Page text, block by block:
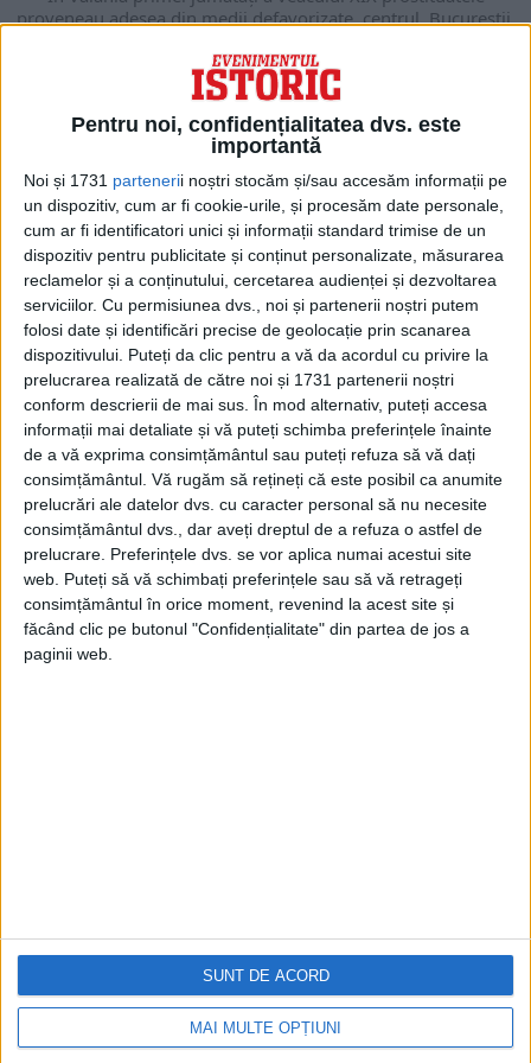
Pentru noi, confidențialitatea dvs. este
importantă
Noi și 1731 partenerii noștri stocăm și/sau accesăm informații pe
un dispozitiv, cum ar fi cookie-urile, și procesăm date personale,
cum ar fi identificatori unici și informații standard trimise de un
dispozitiv pentru publicitate și conținut personalizate, măsurarea
reclamelor și a conținutului, cercetarea audienței și dezvoltarea
serviciilor. Cu permisiunea dvs., noi și partenerii noștri putem
folosi date și identificări precise de geolocație prin scanarea
dispozitivului. Puteți da clic pentru a vă da acordul cu privire la
prelucrarea realizată de către noi și 1731 partenerii noștri
conform descrierii de mai sus. În mod alternativ, puteți accesa
informații mai detaliate și vă puteți schimba preferințele înainte
de a vă exprima consimțământul sau puteți refuza să vă dați
consimțământul. Vă rugăm să rețineți că este posibil ca anumite
prelucrări ale datelor dvs. cu caracter personal să nu necesite
consimțământul dvs., dar aveți dreptul de a refuza o astfel de
prelucrare. Preferințele dvs. se vor aplica numai acestui site
web. Puteți să vă schimbați preferințele sau să vă retrageți
consimțământul în orice moment, revenind la acest site și
făcând clic pe butonul "Confidențialitate" din partea de jos a
paginii web.
MAI MULTE OPȚIUNI
SUNT DE ACORD
proveneau adesea din medii defavorizate, centrul, Bucureștii,
ARTICOLE ONLINE
Distracțiile la curtea domnitorilor fanarioți:
meterhaneaua, măscăricii, caraghiozul și șeitarii
Oaspeții din Apus, care ajungeau la București pe vremea
domnitorului Nicolae Mavrogheni și erau invitați la...
Doctorul Zilei
Infoactual
EVZ Comunicate